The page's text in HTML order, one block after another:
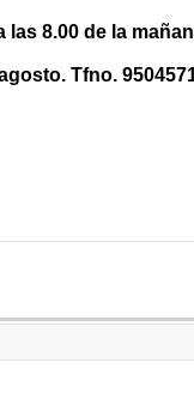
8.00 de la
Tfno.